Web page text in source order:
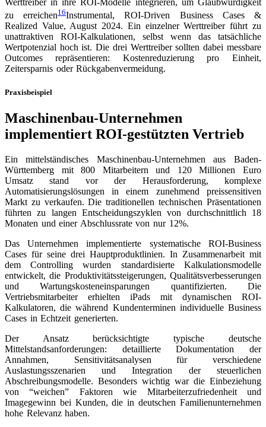
Werttreiber in ihre ROI-Modelle integrieren, um Glaubwürdigkeit
zu erreichen16Instrumental, ROI-Driven Business Cases &
Realized Value, August 2024. Ein einzelner Werttreiber führt zu
unattraktiven ROI-Kalkulationen, selbst wenn das tatsächliche
Wertpotenzial hoch ist. Die drei Werttreiber sollten dabei messbare
Outcomes repräsentieren: Kostenreduzierung pro Einheit,
Zeitersparnis oder Rückgabenvermeidung.
Praxisbeispiel
Maschinenbau-Unternehmen
implementiert ROI-gestützten Vertrieb
Ein mittelständisches Maschinenbau-Unternehmen aus Baden-
Württemberg mit 800 Mitarbeitern und 120 Millionen Euro
Umsatz stand vor der Herausforderung, komplexe
Automatisierungslösungen in einem zunehmend preissensitiven
Markt zu verkaufen. Die traditionellen technischen Präsentationen
führten zu langen Entscheidungszyklen von durchschnittlich 18
Monaten und einer Abschlussrate von nur 12%.
Das Unternehmen implementierte systematische ROI-Business
Cases für seine drei Hauptproduktlinien. In Zusammenarbeit mit
dem Controlling wurden standardisierte Kalkulationsmodelle
entwickelt, die Produktivitätssteigerungen, Qualitätsverbesserungen
und Wartungskosteneinsparungen quantifizierten. Die
Vertriebsmitarbeiter erhielten iPads mit dynamischen ROI-
Kalkulatoren, die während Kundenterminen individuelle Business
Cases in Echtzeit generierten.
Der Ansatz berücksichtigte typische deutsche
Mittelstandsanforderungen: detaillierte Dokumentation der
Annahmen, Sensitivitätsanalysen für verschiedene
Auslastungsszenarien und Integration der steuerlichen
Abschreibungsmodelle. Besonders wichtig war die Einbeziehung
von “weichen” Faktoren wie Mitarbeiterzufriedenheit und
Imagegewinn bei Kunden, die in deutschen Familienunternehmen
hohe Relevanz haben.